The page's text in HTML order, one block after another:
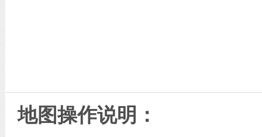
地图操作说明：